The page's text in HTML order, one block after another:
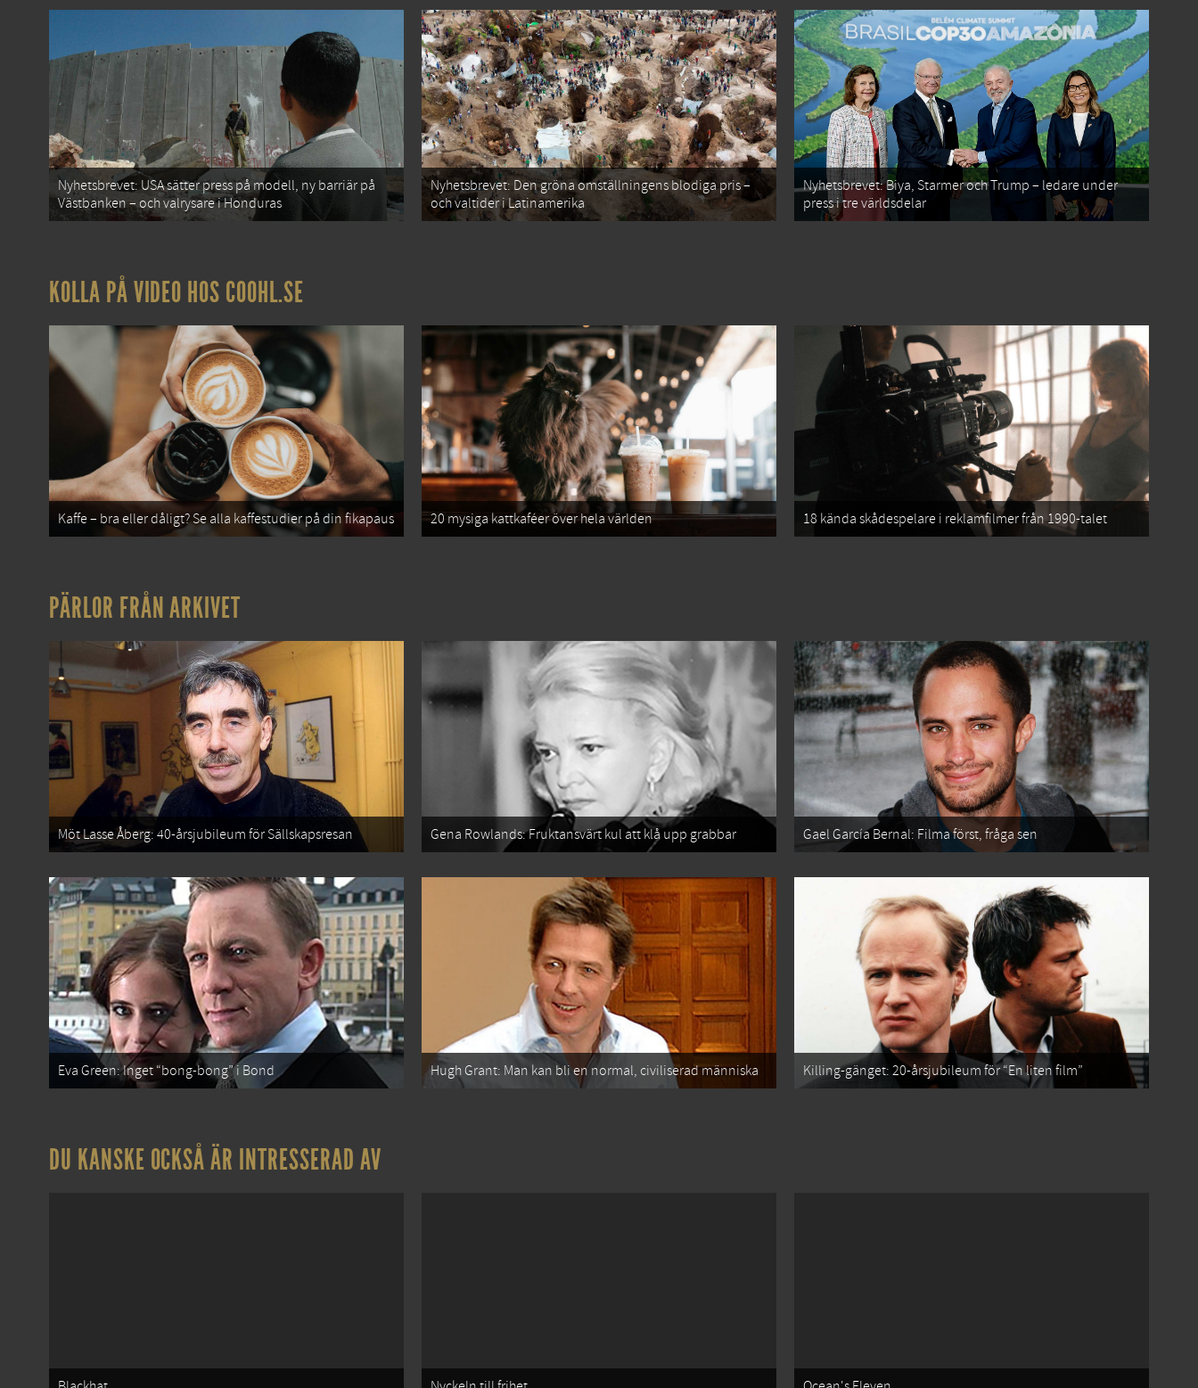
Nyhetsbrevet: USA sätter press på modell, ny barriär på
Västbanken – och valrysare i Honduras
Nyhetsbrevet: Den gröna omställningens blodiga pris –
och valtider i Latinamerika
Nyhetsbrevet: Biya, Starmer och Trump – ledare under
press i tre världsdelar
KOLLA PÅ VIDEO HOS COOHL.SE
Kaffe – bra eller dåligt? Se alla kaffestudier på din fikapaus 20 mysiga kattkaféer över hela världen 18 kända skådespelare i reklamfilmer från 1990-talet
PÄRLOR FRÅN ARKIVET
Möt Lasse Åberg: 40-årsjubileum för Sällskapsresan Gena Rowlands: Fruktansvärt kul att klå upp grabbar Gael García Bernal: Filma först, fråga sen
Eva Green: Inget “bong-bong” i Bond Hugh Grant: Man kan bli en normal, civiliserad människa Killing-gänget: 20-årsjubileum för “En liten film”
DU KANSKE OCKSÅ ÄR INTRESSERAD AV